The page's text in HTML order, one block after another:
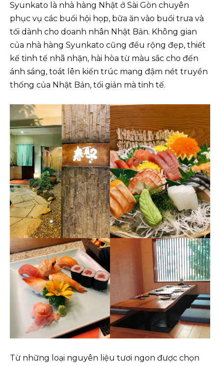
Syunkato là nhà hàng Nhật ở Sài Gòn chuyên
phục vụ các buổi hội họp, bữa ăn vào buổi trưa và
tối dành cho doanh nhân Nhật Bản. Không gian
của nhà hàng Syunkato cũng đều rộng đẹp, thiết
kế tinh tế nhã nhặn, hài hòa từ màu sắc cho đến
ánh sáng, toát lên kiến trúc mang đậm nét truyền
thống của Nhật Bản, tối giản mà tinh tế.
Từ những loại nguyên liệu tươi ngon được chọn